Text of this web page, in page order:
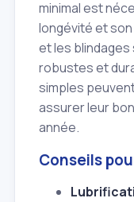
minimal est
longévité et
et les
robustes et
simples
assurer leur
année.
Conseils